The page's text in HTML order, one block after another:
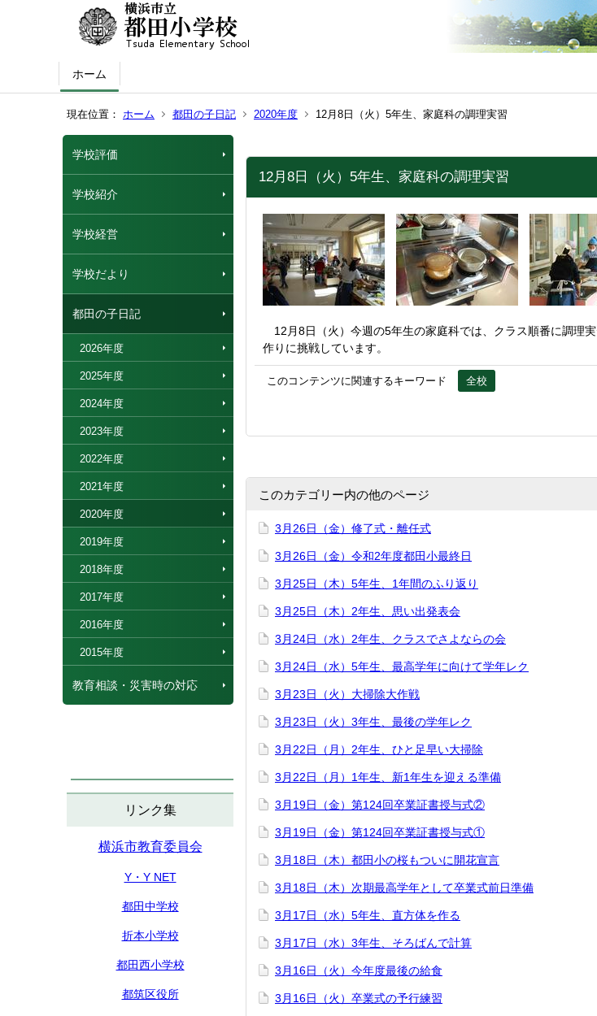
ホーム
現在位置： ホーム 都田の子日記 2020年度 12月8日（火）5年生、家庭科の調理実習
学校評価
学校紹介
学校経営
学校だより
都田の子日記
2026年度
2025年度
2024年度
2023年度
2022年度
2021年度
2020年度
2019年度
2018年度
2017年度
2016年度
2015年度
教育相談・災害時の対応
リンク集
横浜市教育委員会
Y・Y NET
都田中学校
折本小学校
都田西小学校
都筑区役所
12月8日（火）5年生、家庭科の調理実習
12月8日（火）今週の5年生の家庭科では、クラス順番に調理
作りに挑戦しています。
このコンテンツに関連するキーワード 全校
このカテゴリー内の他のページ
3月26日（金）修了式・離任式
3月26日（金）令和2年度都田小最終日
3月25日（木）5年生、1年間のふり返り
3月25日（木）2年生、思い出発表会
3月24日（水）2年生、クラスでさよならの会
3月24日（水）5年生、最高学年に向けて学年レク
3月23日（火）大掃除大作戦
3月23日（火）3年生、最後の学年レク
3月22日（月）2年生、ひと足早い大掃除
3月22日（月）1年生、新1年生を迎える準備
3月19日（金）第124回卒業証書授与式②
3月19日（金）第124回卒業証書授与式①
3月18日（木）都田小の桜もついに開花宣言
3月18日（木）次期最高学年として卒業式前日準備
3月17日（水）5年生、直方体を作る
3月17日（水）3年生、そろばんで計算
3月16日（火）今年度最後の給食
3月16日（火）卒業式の予行練習